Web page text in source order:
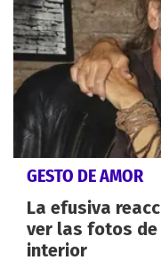
GESTO DE AMOR
La efusiva
ver las fotos de
interior